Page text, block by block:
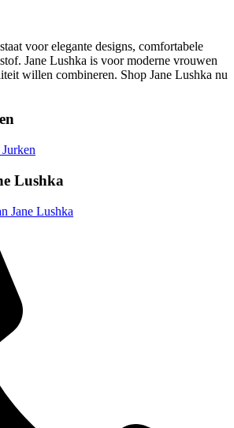
voor elegante designs, comfortabele
Jane Lushka is voor moderne vrouwen
willen combineren. Shop Jane Lushka nu
Lushka
Jane Lushka